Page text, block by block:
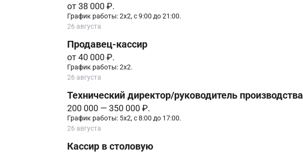
от 38 000 ₽.
График работы: 2х2, с 9:00 до 21:00.
26 августа
Продавец-кассир
от 40 000 ₽.
График работы: 2х2.
26 августа
Технический директор/руководитель производства
200 000 — 350 000 ₽.
График работы: 5х2, с 8:00 до 17:00.
26 августа
Кассир в столовую